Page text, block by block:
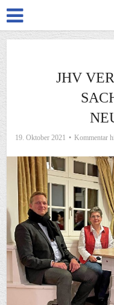
JHV
19. Oktober 2021 Kommentar